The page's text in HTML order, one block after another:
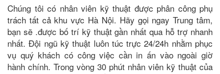
Chúng tôi có nhân viên kỹ thuật được phân công phụ
trách tất cả khu vực Hà Nội. Hãy gọi ngay Trung tâm,
bạn sẽ .được bố trí kỹ thuật gần nhất qua hỗ trợ nhanh
nhất. Đội ngũ kỹ thuật luôn túc trực 24/24h nhằm phục
vụ quý khách có công việc cần in ấn vào ngoài giờ
hành chính. Trong vòng 30 phút nhân viên kỹ thuật của